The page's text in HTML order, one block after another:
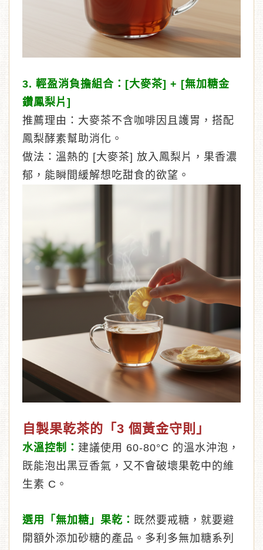
3. 輕盈消負擔組合：[大麥茶] + [無加糖金
鑽鳳梨片]
推薦理由：大麥茶不含咖啡因且護胃，搭配
鳳梨酵素幫助消化。
做法：溫熱的 [大麥茶] 放入鳳梨片，果香濃
郁，能瞬間緩解想吃甜食的欲望。
自製果乾茶的「3 個黃金守則」
水溫控制： 建議使用 60-80°C 的溫水沖泡，
既能泡出黑豆香氣，又不會破壞果乾中的維
生素 C。
選用「無加糖」果乾： 既然要戒糖，就要避
開額外添加砂糖的產品。多利多無加糖系列